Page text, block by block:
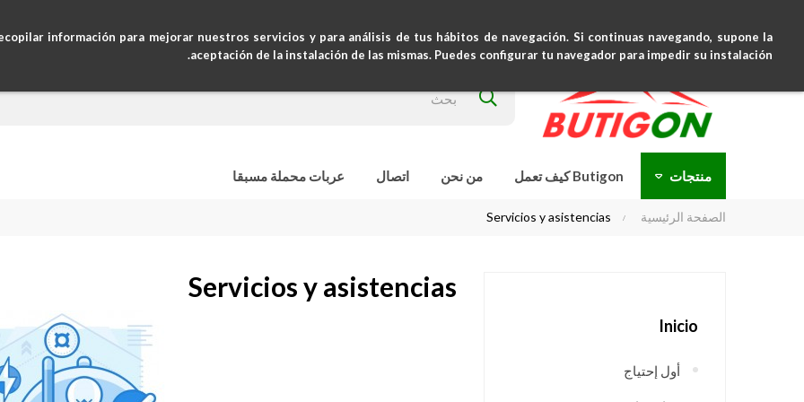
información para mejorar nuestros servicios y para análisis de tus hábitos de navegación. Si continuas navegando, supone la
aceptación de la instalación de las mismas. Puedes configurar tu navegador para impedir su instalación.
منتجات Butigon كيف تعمل من نحن اتصال عربات محملة مسبقا
الصفحة الرئيسية Servicios y asistencias
Inicio
أول إحتياج
Servicios y asistencias